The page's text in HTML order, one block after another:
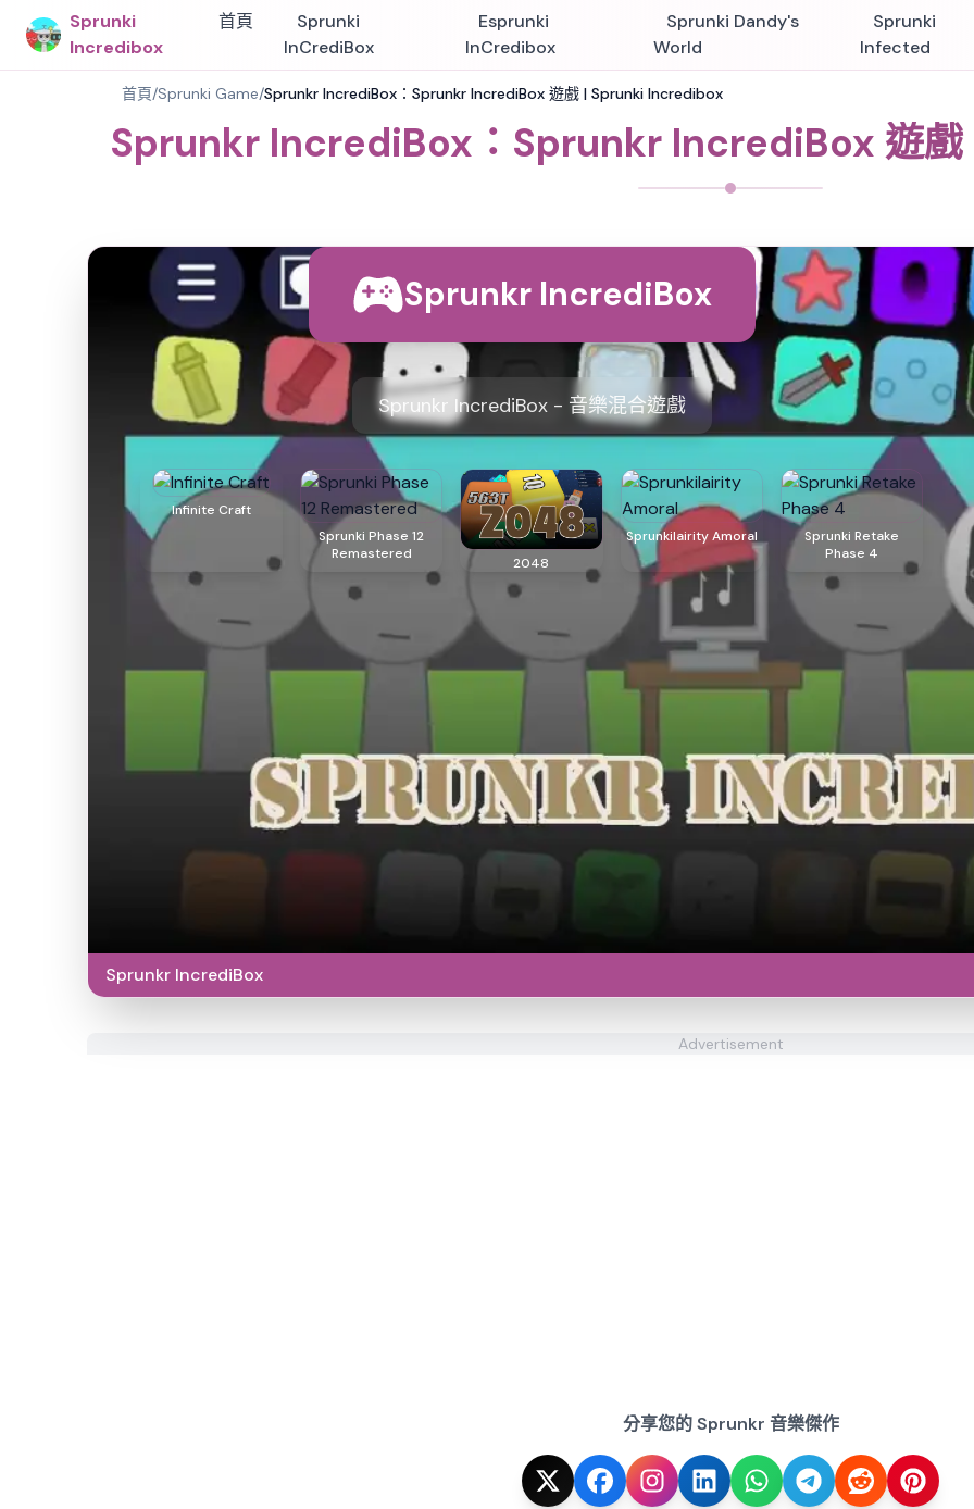
Sprunki
Incredibox
首頁
Sprunki
InCrediBox
Esprunki
InCredibox
Sprunki Dandy's
World
Sprunki
Infected
首頁/Sprunki Game/Sprunkr IncrediBox：Sprunkr IncrediBox 遊戲 | Sprunki Incredibox
Sprunkr IncrediBox：Sprunkr IncrediBox 遊
Sprunkr IncrediBox
Sprunkr IncrediBox - 音樂混合遊戲
Infinite Craft
Sprunki Phase 12
Remastered
2048
Sprunkilairity Amoral
Sprunki Retake
Phase 4
Sprunkr IncrediBox
Advertisement
分享您的 Sprunkr 音樂傑作